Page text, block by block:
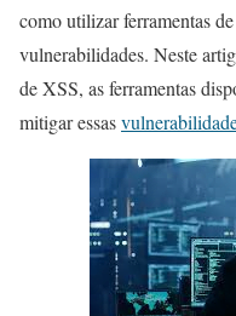
como utilizar ferramentas
vulnerabilidades. Neste
de XSS, as ferramentas
mitigar essas